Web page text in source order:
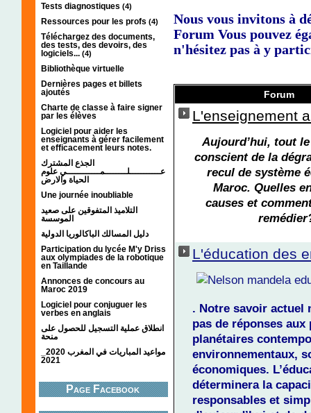
Tests diagnostiques (4)
Ressources pour les profs (4)
Téléchargez des documents,
des tests, des devoirs, des
logiciels... (4)
Bibliothèque virtuelle
Dernières pages et billets
ajoutés
Charte de classe à faire signer
par les élèves
Logiciel pour aider les
enseignants à gérer facilement
et efficacement leurs notes.
الجذع المشترك
عـــــــــــلــــــــمــــــــــــي علوم
الحياة والارض
Une journée inoubliable
التلاميذ المتفوقين على صعيد
الموسسة
دليل المسالك الباكالوريا الدولية
Participation du lycée M'y Driss
aux olympiades de la robotique
en Taillande
Annonces de concours au
Maroc 2019
Logiciel pour conjuguer les
verbes en anglais
انطلاق عملية التسجيل للحصول على
منحة
2021
Page Facebook
Nous vous invitons à
Forum Vous pouvez
n'hésitez pas à y
Forum
L'enseignement
Aujourd’hui, tout
conscient de la
recul de système
Maroc. Quelles
causes et
L'éducation des
. Notre savoir actuel
pas de réponses aux
planétaires
environnementaux,
économiques.
déterminera la
responsables et